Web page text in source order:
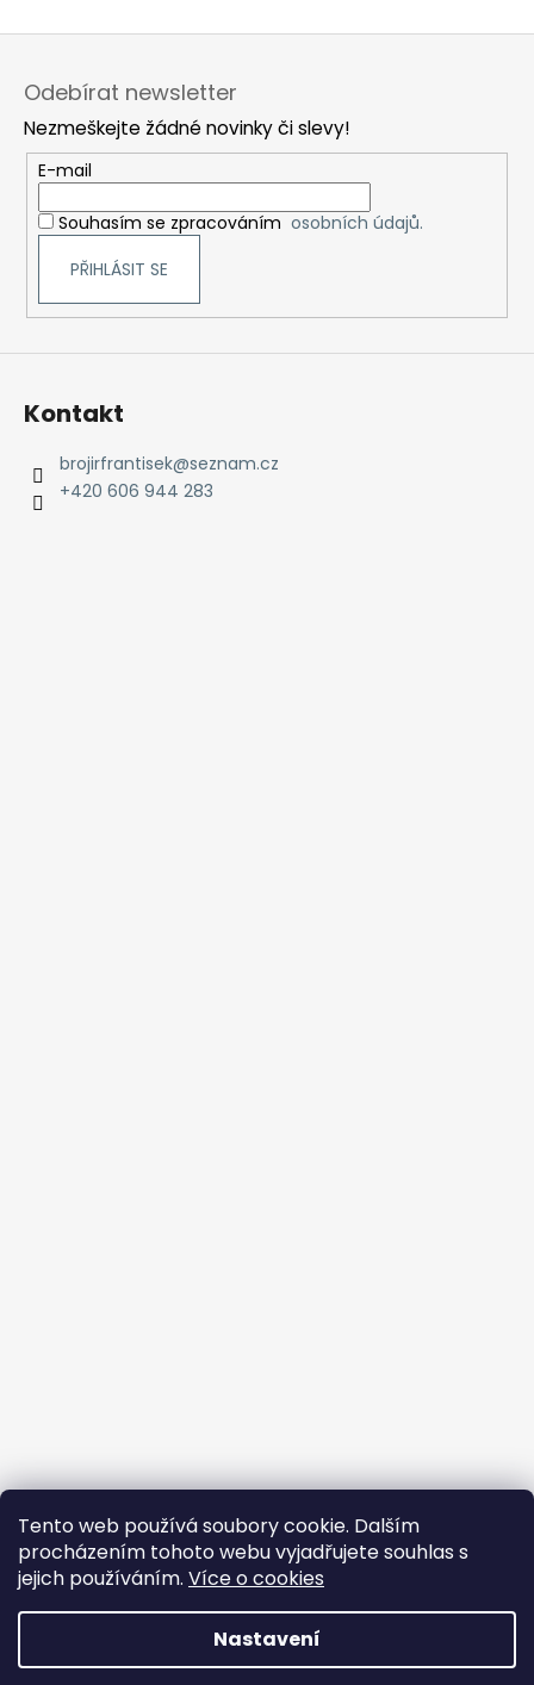
Tento web používá soubory cookie. Dalším
procházením tohoto webu vyjadřujete souhlas s
jejich používáním. Více o cookies
Nastavení
Odebírat newsletter
Nezmeškejte žádné novinky či slevy!
E-mail
Souhasím se zpracováním osobních údajů.
PŘIHLÁSIT SE
Kontakt
brojirfrantisek@seznam.cz
+420 606 944 283
Vytvořil Shoptet
BROJIR.EU - prodej,servis zahradní
techniky AL-KO,prodej náhradních dílů AL-